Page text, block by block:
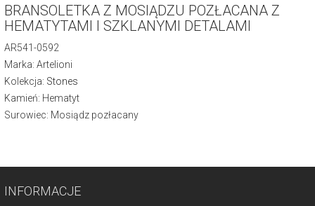
BRANSOLETKA Z MOSIĄDZU POZŁACANA Z
HEMATYTAMI I SZKLANYMI DETALAMI
AR541-0592
Marka: Artelioni
Kolekcja: Stones
Kamień: Hematyt
Surowiec: Mosiądz pozłacany
INFORMACJE